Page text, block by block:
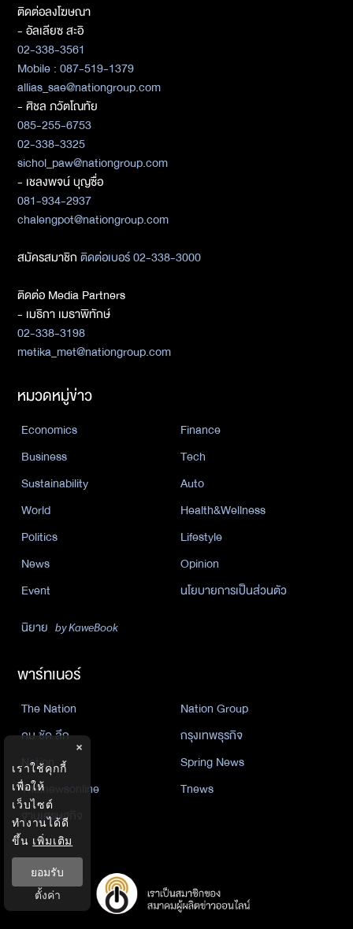
ติดต่อลงโฆษณา
- อัลเลียซ สะอิ
02-338-3561
Mobile : 087-519-1379
allias_sae@nationgroup.com
- ศิชล ภวัตโณทัย
085-255-6753
02-338-3325
sichol_paw@nationgroup.com
- เชลงพจน์ บุญซื่อ
081-934-2937
chalengpot@nationgroup.com
สมัครสมาชิกติดต่อเบอร์ 02-338-3000
ติดต่อ Media Partners
- เมธิกา เมธาพิทักษ์
02-338-3198
metika_met@nationgroup.com
หมวดหมู่ข่าว
Economics
Finance
Business
Tech
Sustainability
Auto
World
Health&Wellness
Politics
Lifestyle
News
Opinion
Event
นโยบายการเป็นส่วนตัว
นิยาย by KaweBook
พาร์ทเนอร์
The Nation
Nation Group
คม ชัด ลึก
กรุงเทพธุรกิจ
Nation
Spring News
Thainewsonline
Tnews
ฐานเศรษฐกิจ
×
เราใช้คุกกี้
เพื่อให้
เว็บไซต์
ทำงานได้ดี
ขึ้น เพิ่มเติม
ยอมรับ
ตั้งค่า